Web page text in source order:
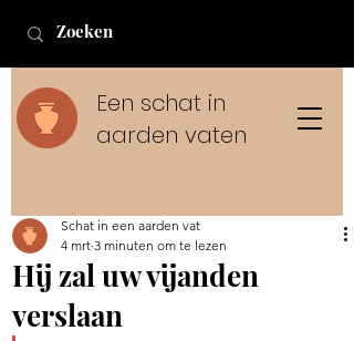
Een schat in
aarden vaten
Hij zal uw vijanden
verslaan
Schat in een aarden vat
4 mrt 3 minuten om te lezen